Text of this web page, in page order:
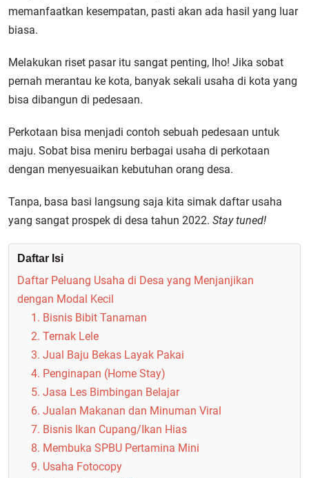
memanfaatkan kesempatan, pasti akan ada hasil yang luar
biasa.
Melakukan riset pasar itu sangat penting, lho! Jika sobat
pernah merantau ke kota, banyak sekali usaha di kota yang
bisa dibangun di pedesaan.
Perkotaan bisa menjadi contoh sebuah pedesaan untuk
maju. Sobat bisa meniru berbagai usaha di perkotaan
dengan menyesuaikan kebutuhan orang desa.
Tanpa, basa basi langsung saja kita simak daftar usaha
yang sangat prospek di desa tahun 2022. Stay tuned!
Daftar Isi
Daftar Peluang Usaha di Desa yang Menjanjikan
dengan Modal Kecil
1. Bisnis Bibit Tanaman
2. Ternak Lele
3. Jual Baju Bekas Layak Pakai
4. Penginapan (Home Stay)
5. Jasa Les Bimbingan Belajar
6. Jualan Makanan dan Minuman Viral
7. Bisnis Ikan Cupang/Ikan Hias
8. Membuka SPBU Pertamina Mini
9. Usaha Fotocopy